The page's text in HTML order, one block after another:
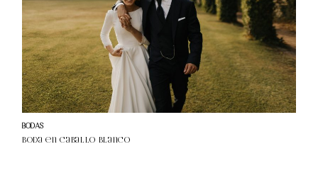
BODAS
Boda en Caballo Blanco